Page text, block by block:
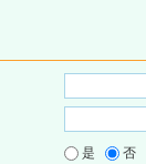
是 否